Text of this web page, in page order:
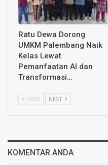
Ratu Dewa Dorong
UMKM Palembang Naik
Kelas Lewat
Pemanfaatan AI dan
Transformasi…
PREV NEXT
KOMENTAR ANDA